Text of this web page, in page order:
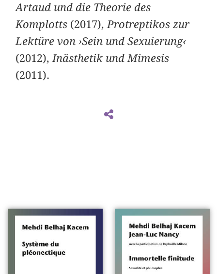
Artaud und die Theorie des
Komplotts (2017), Protreptikos zur
Lektüre von ›Sein und Sexuierung‹
(2012), Inästhetik und Mimesis
(2011). ­